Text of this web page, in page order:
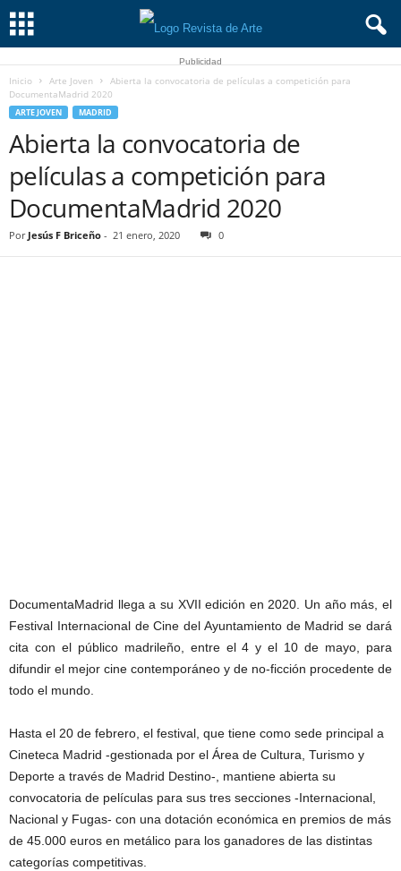
Publicidad
Inicio Arte Joven
Abierta la convocatoria de películas a competición para
DocumentaMadrid 2020
ARTE JOVEN MADRID
Abierta la convocatoria de
películas a competición para
DocumentaMadrid 2020
Por Jesús F Briceño - 21 enero, 2020 0
DocumentaMadrid llega a su XVII edición en 2020. Un año más, el
Festival Internacional de Cine del Ayuntamiento de Madrid se dará
cita con el público madrileño, entre el 4 y el 10 de mayo, para
difundir el mejor cine contemporáneo y de no-ficción procedente de
todo el mundo.
Hasta el 20 de febrero, el festival, que tiene como sede principal a
Cineteca Madrid -gestionada por el Área de Cultura, Turismo y
Deporte a través de Madrid Destino-, mantiene abierta su
convocatoria de películas para sus tres secciones -Internacional,
Nacional y Fugas- con una dotación económica en premios de más
de 45.000 euros en metálico para los ganadores de las distintas
categorías competitivas.